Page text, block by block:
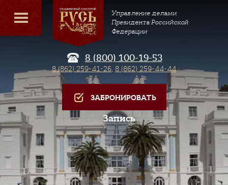
Управление делами
Президента Российской
Федерации
8 (800) 100-19-53
8 (862) 259-41-26, 8 (862) 259-44-44
ЗАБРОНИРОВАТЬ
Запись